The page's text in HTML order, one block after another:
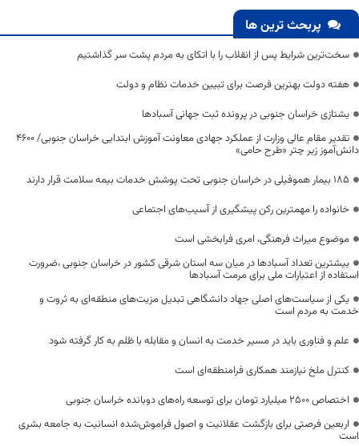
پربحث ترین ها
سخت‌ترین شرایط پس از انقلاب را با اتکای به مردم پشت سر گذاشتیم
هفته دولت بهترین فرصت برای تبیین خدمات نظام و دولت
یشتازی خراسان جنوبی در پرونده ثبت جهانی آسبادها
تقدیر مقام عالی وزارت از عملکرد جهادی معاونت آموزش ابتدایی خراسان جنوبی/ ۴۶۰۰
دانش‌آموز زیر چتر «طرح حامی»
۱۸۵ بیمار هموفیلی در خراسان جنوبی تحت پوشش خدمات بیمه سلامت قرار دارند
خانواده را مهمترین رکن پیشگیری از آسیب‌های اجتماعی
موضوع میراث فرهنگی، امری فرابخشی است
بیشترین تعداد آسبادها در میان سه استان شرقی کشور در خراسان جنوبی ،ضرورت
استفاده از اعتبارات ملی برای مرمت آسبادها
یکی از سیاست‌های اصلی جهاد دانشگاهی تبدیل مزیت‌های منطقه‌ای به ثروت و
خدمت به مردم است
علم و فناوری باید در مسیر خدمت به انسان و مقابله با ظلم به کار گرفته شود
کنترل ملخ نیازمند همکاری فرامنطقه‌ای است
اختصاص 2500 میلیارد تومان برای توسعه راه‌های دوبانده خراسان جنوبی
اربعین فرصتی برای بازگشت عقلانیت و اصول فراموش‌شده انسانیت به جامعه بشری
است